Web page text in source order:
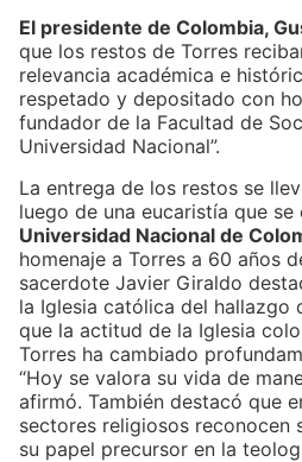
El presidente de Colombia,
que los restos de Torres
relevancia académica e
respetado y depositado con
fundador de la Facultad de
Universidad Nacional”.
La entrega de los restos se
luego de una eucaristía que se
Universidad Nacional de
homenaje a Torres a 60 años
sacerdote Javier Giraldo
la Iglesia católica del hallazgo
que la actitud de la Iglesia
Torres ha cambiado
“Hoy se valora su vida de
afirmó. También destacó que
sectores religiosos reconocen
su papel precursor en la